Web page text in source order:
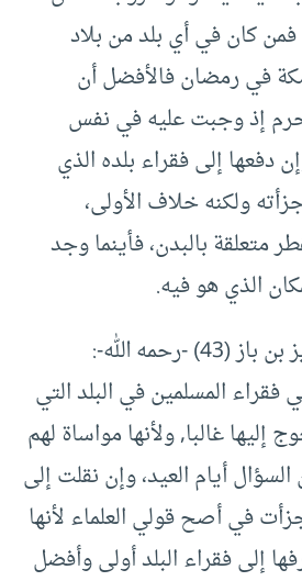
كان في أي بلد من بلاد
في رمضان فالأفضل أن
إذ وجبت عليه في نفس
دفعها إلى فقراء بلده الذي
ولكنه خلاف الأولى،
متعلقة بالبدن، فأينما وجد
الذي هو فيه.
قال الشيخ عبد العزيز بن باز (43) -رحمه الله-:
فقراء المسلمين في البلد التي
إليها غالبا, ولأنها مواساة لهم
أيام العيد، وإن نقلت إلى
في أصح قولي العلماء لأنها
إلى فقراء البلد أولى وأفضل